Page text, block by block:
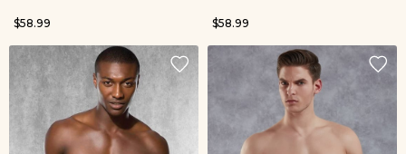
$58.99 $58.99